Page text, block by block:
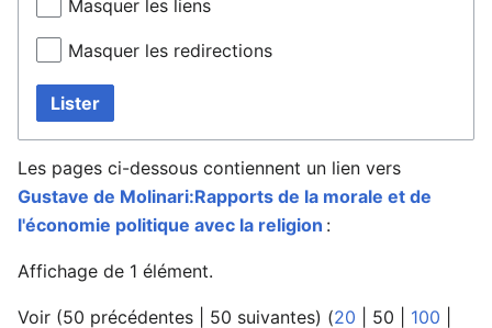
Masquer les liens
Masquer les redirections
Lister
Les pages ci-dessous contiennent un lien vers
Gustave de Molinari:Rapports de la morale et de
l'économie politique avec la religion :
Affichage de 1 élément.
Voir (50 précédentes 50 suivantes) (20 50 100